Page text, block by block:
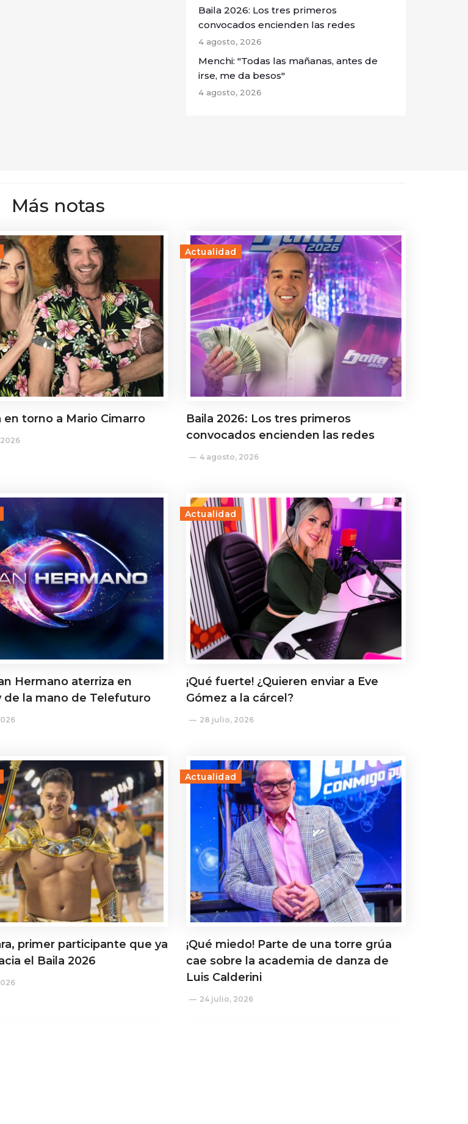
Baila 2026: Los tres primeros
convocados encienden las redes
4 agosto, 2026
Menchi: "Todas las mañanas, antes de
irse, me da besos"
4 agosto, 2026
Más notas
en torno a Mario Cimarro
Actualidad
Baila 2026: Los tres primeros
convocados encienden las redes
4 agosto, 2026
Hermano aterriza en
de la mano de Telefuturo
Actualidad
¡Qué fuerte! ¿Quieren enviar a Eve
Gómez a la cárcel?
28 julio, 2026
primer participante que ya
el Baila 2026
Actualidad
¡Qué miedo! Parte de una torre grúa
cae sobre la academia de danza de
Luis Calderini
24 julio, 2026